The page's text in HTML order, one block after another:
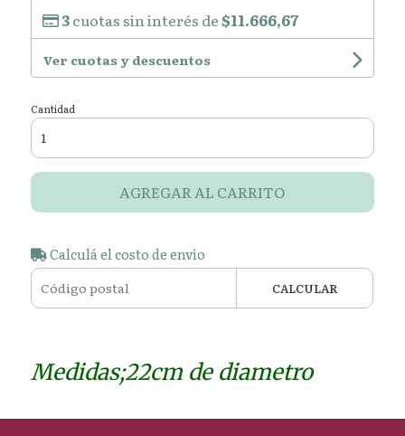
3cuotas sin interés de$11.666,67
Ver cuotas y descuentos
Cantidad
AGREGAR AL CARRITO
Calculá el costo de envío
CALCULAR
Medidas;22cm de diametro